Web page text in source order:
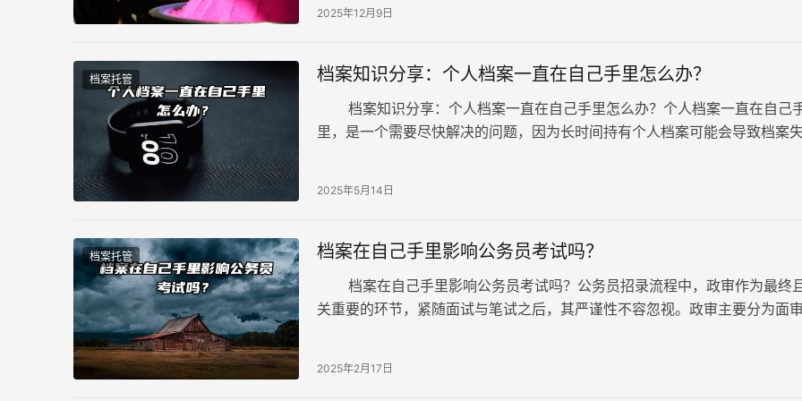
2025年12月9日
档案托管 档案知识分享：个人档案一直在自己手里怎么办？
档案知识分享：个人档案一直在自己手里怎么办？个人档案一直在自己
里，是一个需要尽快解决的问题，因为长时间持有个人档案可能会导致档案
2025年5月14日
档案托管 档案在自己手里影响公务员考试吗？
档案在自己手里影响公务员考试吗？公务员招录流程中，政审作为最终
关重要的环节，紧随面试与笔试之后，其严谨性不容忽视。政审主要分为面
2025年2月17日